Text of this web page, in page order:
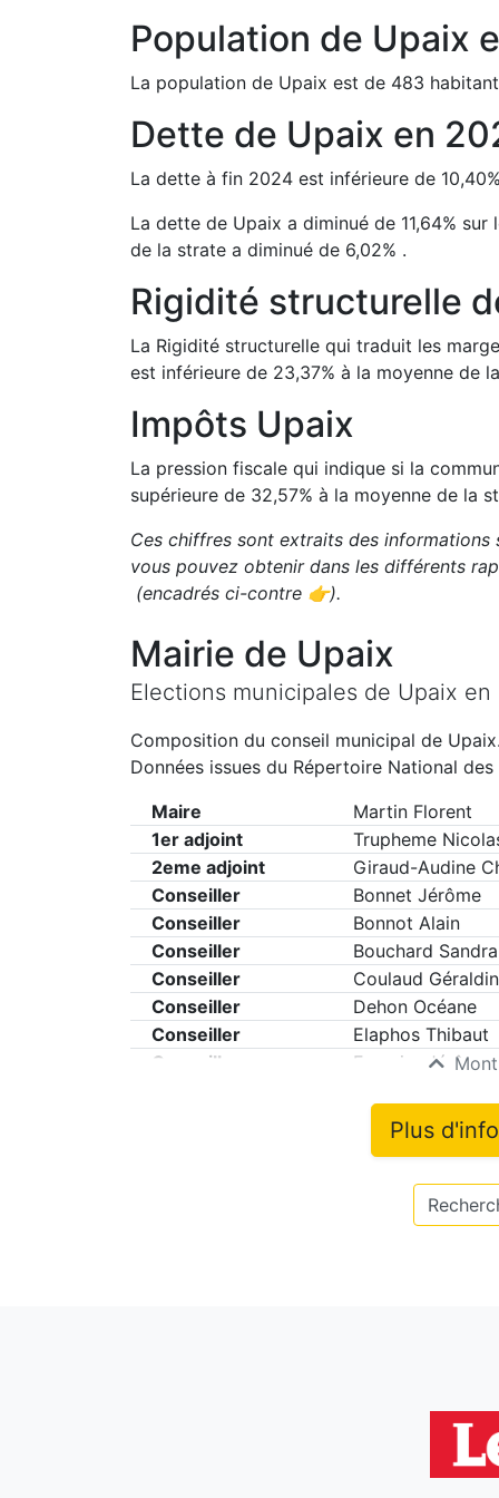
Population de Upaix
La population de Upaix est de 483
Dette de Upaix en
La dette à fin 2024 est inférieure de 10,40
La dette de Upaix a diminué de 11,64% sur
de la strate a diminué de 6,02% .
Rigidité structurelle
La Rigidité structurelle qui traduit les
est inférieure de 23,37% à la moyenne de
Impôts Upaix
La pression fiscale qui indique si la
supérieure de 32,57% à la moyenne de la
Ces chiffres sont extraits des
vous pouvez obtenir dans les différents
(encadrés ci-contre 👉).
Mairie de Upaix
Elections municipales de Upaix en
Composition du conseil municipal de Upaix
Données issues du Répertoire National
Maire
Martin Florent
1er adjoint
Trupheme
2eme adjoint
Giraud-Audine
Conseiller
Bonnet Jérôme
Conseiller
Bonnot Alain
Conseiller
Bouchard Sandra
Conseiller
Coulaud
Conseiller
Dehon Océane
Conseiller
Elaphos Thibaut
Conseiller
Fournier Jérôme
Plus